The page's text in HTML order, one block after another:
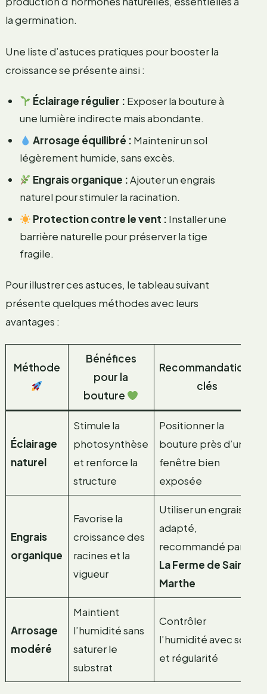
la germination.
Une liste d’astuces pratiques pour booster la
croissance se présente ainsi :
Éclairage régulier : Exposer la bouture à
une lumière indirecte mais abondante.
Arrosage équilibré : Maintenir un sol
légèrement humide, sans excès.
Engrais organique :Ajouter un engrais
naturel pour stimuler la racination.
Protection contre le vent : Installer une
barrière naturelle pour préserver la tige
fragile.
Pour illustrer ces astuces, le tableau suivant
présente quelques méthodes avec leurs
avantages :
Méthode
Bénéfices
pour la
bouture
Recommandations
clés
Éclairage
naturel
Stimule la
photosynthèse
et renforce la
structure
Positionner la
bouture près d’une
fenêtre bien
exposée
Engrais
organique
Favorise la
croissance des
racines et la
vigueur
Utiliser un engrais
adapté,
recommandé par
La Ferme de Sainte
Marthe
Arrosage
modéré
Maintient
l’humidité sans
saturer le
substrat
Contrôler
l’humidité avec soin
et régularité